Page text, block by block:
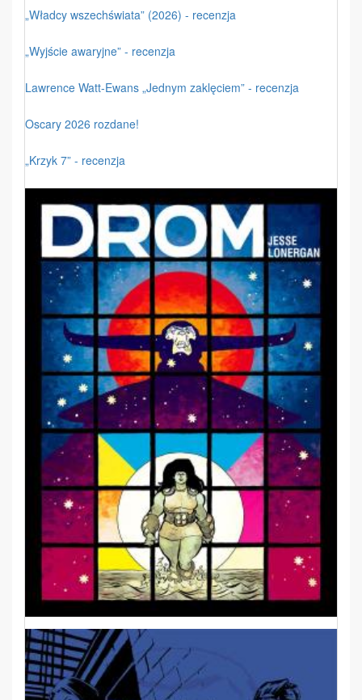
„Władcy wszechświata” (2026) - recenzja
„Wyjście awaryjne” - recenzja
Lawrence Watt-Ewans „Jednym zaklęciem” - recenzja
Oscary 2026 rozdane!
„Krzyk 7” - recenzja